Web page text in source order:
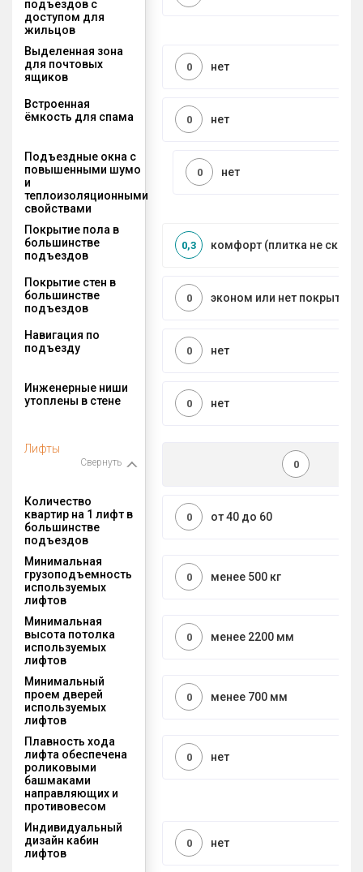
подъездов с
доступом для
жильцов
Выделенная зона
для почтовых
ящиков
нет
0
Встроенная
ёмкость для спама
нет
0
Подъездные окна с
повышенными шумо
и
теплоизоляционными
свойствами
нет
0
Покрытие пола в
большинстве
подъездов
комфорт (плитка не
0,3
Покрытие стен в
большинстве
подъездов
эконом или нет покрытия
0
Навигация по
подъезду
нет
0
Инженерные ниши
утоплены в стене
нет
0
Лифты
Свернуть 0
Количество
квартир на 1 лифт в
большинстве
подъездов
от 40 до 60
0
Минимальная
грузоподъемность
используемых
лифтов
менее 500 кг
0
Минимальная
высота потолка
используемых
лифтов
менее 2200 мм
0
Минимальный
проем дверей
используемых
лифтов
менее 700 мм
0
Плавность хода
лифта обеспечена
роликовыми
башмаками
направляющих и
противовесом
нет
0
Индивидуальный
дизайн кабин
лифтов
нет
0